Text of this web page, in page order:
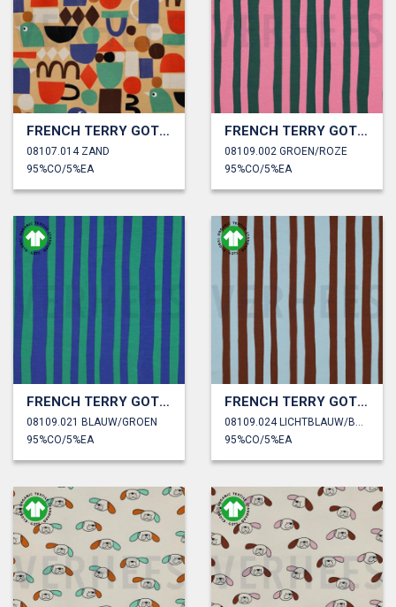
FRENCH TERRY GOTS DIGITAAL GRAFISCHE VORMEN JENNIFER BOURON
08107.014 ZAND
95%CO/5%EA
FRENCH TERRY GOTS STREPEN JENNIFER BOURON
08109.002 GROEN/ROZE
95%CO/5%EA
FRENCH TERRY GOTS STREPEN JENNIFER BOURON
08109.021 BLAUW/GROEN
95%CO/5%EA
FRENCH TERRY GOTS STREPEN JENNIFER BOURON
95%CO/5%EA